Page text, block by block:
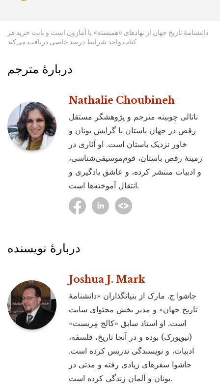
دانشنامۀ تاریخ جهان از نهادهای «همبسته» با آمازون است و بابت خرید هر
کتاب واجد شرایط درصد خاصی دریافت می‌کند
دربارۀ مترجم
Nathalie Choubineh
ناتالی چوبینه مترجم و پژوهشگر مستقل
رقص در جهان باستان با گرایش یونان و
خاور نزدیک باستان است. او آثاری در
زمینۀ رقص باستان، قوم‌موسیقی‌شناسی،
و ادبیات منتشر کرده، و عاشق یادگیری و
انتقال آموخته‌ها است.
دربارۀ نویسنده
Joshua J. Mark
جاشوا ج. مارک از بنیانگذاران «دانشنامۀ
تاریخ جهان» و مدیر بخش محتوای سایت
است. او استاد سابق «کالج مِریست»
(نیویورک) بوده و در آنجا تاریخ، فلسفه،
ادبیات، و نویسندگی تدریس کرده است.
جاشوا سفرهای زیادی رفته و مدتی در
یونان و آلمان زندگی کرده است.